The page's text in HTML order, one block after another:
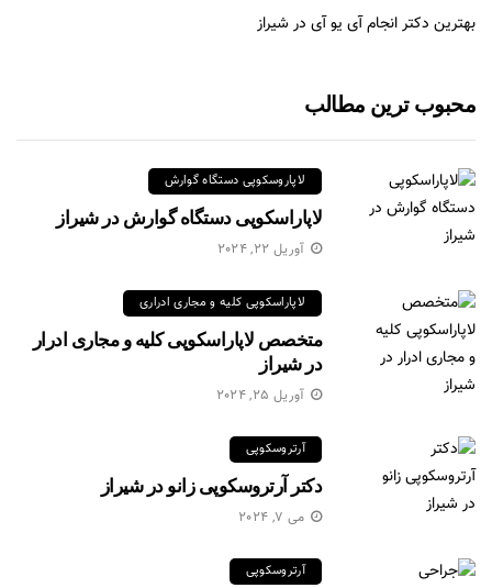
بهترین دکتر انجام آی یو آی در شیراز
محبوب ترین مطالب
لاپاروسکوپی دستگاه گوارش
لاپاراسکوپی دستگاه گوارش در شیراز
آوریل 22, 2024
لاپاراسکوپی کلیه و مجاری ادراری
متخصص لاپاراسکوپی کلیه و مجاری ادرار
در شیراز
آوریل 25, 2024
آرتروسکوپی
دکتر آرتروسکوپی زانو در شیراز
می 7, 2024
آرتروسکوپی